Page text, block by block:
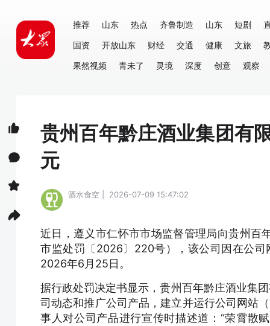
推荐 山东 热点 齐鲁制造 山东 短剧
国资
开放山东 财经 交通 健康 文旅
果然视频
青未了 灵境 深度 创意 观察
贵州百年黔庄酒业集团有
元
酒水食空 | 2026-07-09 15:47:02
近日，遵义市仁怀市市场监督管理局向贵州百
市监处罚〔2026〕220号），该公司因在公
2026年6月25日。
据行政处罚决定书显示，贵州百年黔庄酒业集
司动态和推广公司产品，建立并运行公司网站（
事人对公司产品进行宣传时描述道：“荣霄散